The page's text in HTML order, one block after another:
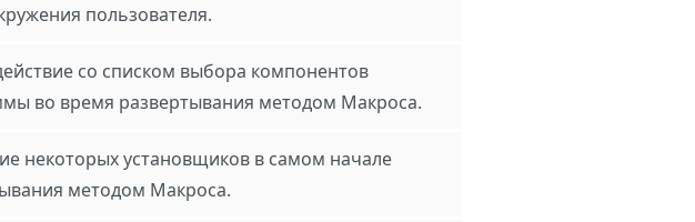
пользователя.
со списком выбора компонентов
во время развертывания методом Макроса.
некоторых установщиков в самом начале
методом Макроса.